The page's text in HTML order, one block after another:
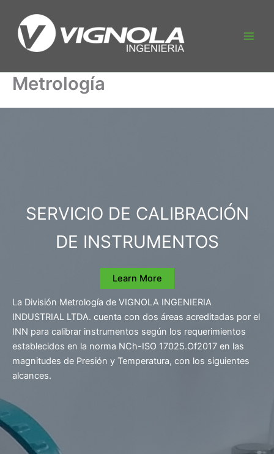
contenido
Metrología
SERVICIO DE CALIBRACIÓN
DE INSTRUMENTOS
Learn More
La División Metrología de VIGNOLA INGENIERIA
INDUSTRIAL LTDA. cuenta con dos áreas acreditadas por el
INN para calibrar instrumentos según los requerimientos
establecidos en la norma NCh-ISO 17025.Of2017 en las
magnitudes de Presión y Temperatura, con los siguientes
alcances.